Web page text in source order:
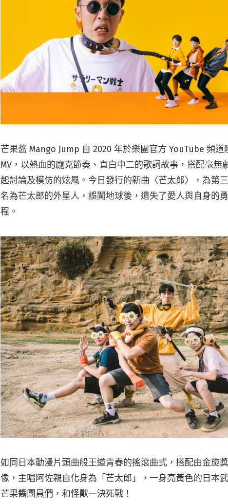
芒果醬 Mango Jump 自 2020 年於樂團官方 YouTube 頻
MV，以熱血的龐克節奏、直白中二的歌詞故事，搭配毫無
起討論及模仿的炫風。今日發行的新曲〈芒太郎〉，為第
名為芒太郎的外星人，誤闖地球後，遺失了愛人與自身的
程。
如同日本動漫片頭曲般王道青春的搖滾曲式，搭配由金旋
像，主唱阿佐親自化身為「芒太郎」，一身亮黃色的日本
芒果醬團員們，和怪獸一決死戰！